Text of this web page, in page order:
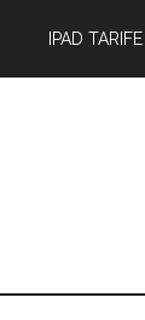
IPAD TARIFE